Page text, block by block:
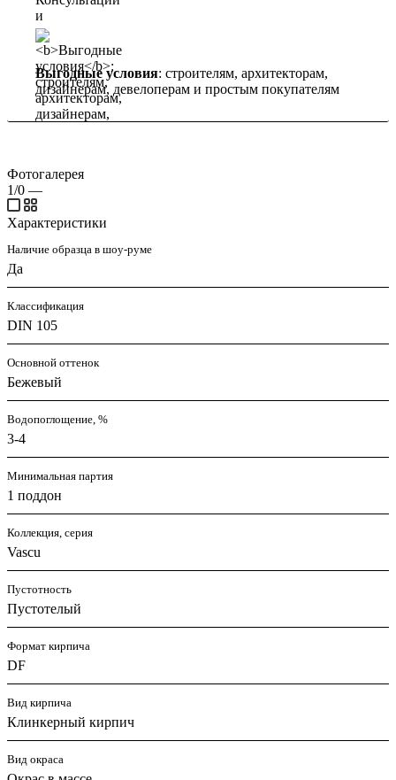
Выгодные условия: строителям, архитекторам,
дизайнерам, девелоперам и простым покупателям
Фотогалерея
1/0 —
Характеристики
Наличие образца в шоу-руме
Да
Классификация
DIN 105
Основной оттенок
Бежевый
Водопоглощение, %
3-4
Минимальная партия
1 поддон
Коллекция, серия
Vascu
Пустотность
Пустотелый
Формат кирпича
DF
Вид кирпича
Клинкерный кирпич
Вид окраса